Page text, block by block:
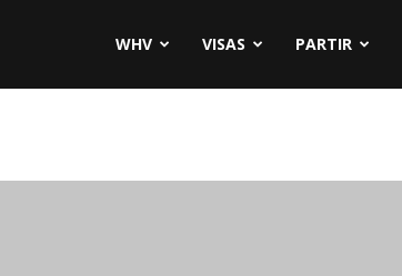
WHV VISAS PARTIR